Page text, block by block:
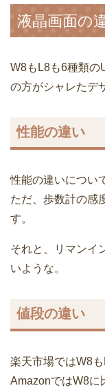
液晶画面の
W8もL8も6種類の
の方がシャレたデ
性能の違い
性能の違いについ
ただ、歩数計の感
す。
それと、リマンイ
いような。
値段の違い
楽天市場ではW8
AmazonではW8に